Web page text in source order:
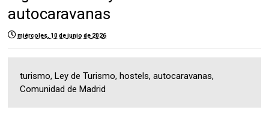
autocaravanas
miércoles, 10 de junio de 2026
turismo, Ley de Turismo, hostels, autocaravanas,
Comunidad de Madrid